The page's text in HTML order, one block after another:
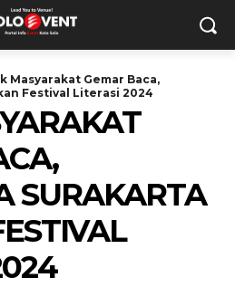
Masyarakat Gemar Baca,
Festival Literasi 2024
SURAKARTA